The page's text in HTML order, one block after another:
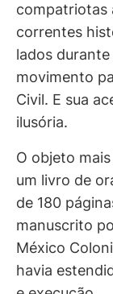
compatriotas
correntes
lados
movimento
Civil. E sua
ilusória.
O objeto
um livro de
de 180
manuscrito
México
havia